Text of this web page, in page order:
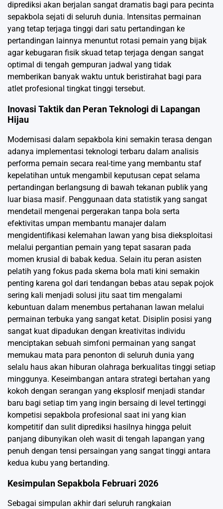
diprediksi akan berjalan sangat dramatis bagi para pecinta
sepakbola sejati di seluruh dunia. Intensitas permainan
yang tetap terjaga tinggi dari satu pertandingan ke
pertandingan lainnya menuntut rotasi pemain yang bijak
agar kebugaran fisik skuad tetap terjaga dengan sangat
optimal di tengah gempuran jadwal yang tidak
memberikan banyak waktu untuk beristirahat bagi para
atlet profesional tingkat tinggi tersebut.
Inovasi Taktik dan Peran Teknologi di Lapangan
Hijau
Modernisasi dalam sepakbola kini semakin terasa dengan
adanya implementasi teknologi terbaru dalam analisis
performa pemain secara real-time yang membantu staf
kepelatihan untuk mengambil keputusan cepat selama
pertandingan berlangsung di bawah tekanan publik yang
luar biasa masif. Penggunaan data statistik yang sangat
mendetail mengenai pergerakan tanpa bola serta
efektivitas umpan membantu manajer dalam
mengidentifikasi kelemahan lawan yang bisa dieksploitasi
melalui pergantian pemain yang tepat sasaran pada
momen krusial di babak kedua. Selain itu peran asisten
pelatih yang fokus pada skema bola mati kini semakin
penting karena gol dari tendangan bebas atau sepak pojok
sering kali menjadi solusi jitu saat tim mengalami
kebuntuan dalam menembus pertahanan lawan melalui
permainan terbuka yang sangat ketat. Disiplin posisi yang
sangat kuat dipadukan dengan kreativitas individu
menciptakan sebuah simfoni permainan yang sangat
memukau mata para penonton di seluruh dunia yang
selalu haus akan hiburan olahraga berkualitas tinggi setiap
minggunya. Keseimbangan antara strategi bertahan yang
kokoh dengan serangan yang eksplosif menjadi standar
baru bagi setiap tim yang ingin bersaing di level tertinggi
kompetisi sepakbola profesional saat ini yang kian
kompetitif dan sulit diprediksi hasilnya hingga peluit
panjang dibunyikan oleh wasit di tengah lapangan yang
penuh dengan tensi persaingan yang sangat tinggi antara
kedua kubu yang bertanding.
Kesimpulan Sepakbola Februari 2026
Sebagai simpulan akhir dari seluruh rangkaian